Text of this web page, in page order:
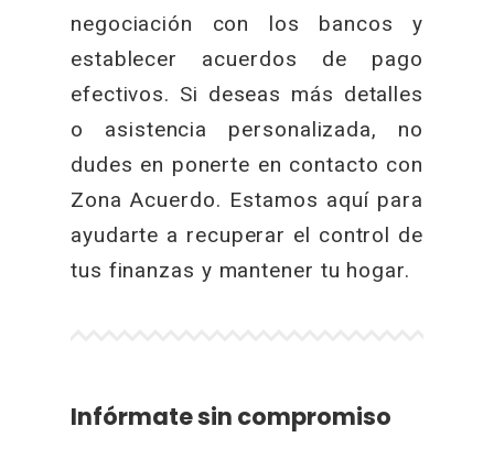
negociación con los bancos y
establecer acuerdos de pago
efectivos. Si deseas más detalles
o asistencia personalizada, no
dudes en ponerte en contacto con
Zona Acuerdo. Estamos aquí para
ayudarte a recuperar el control de
tus finanzas y mantener tu hogar.
Infórmate sin compromiso